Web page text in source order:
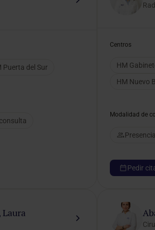
Puerta del Sur
Centros
HM
HM Nuevo
Modalidad de
Presencial
Pedir
Laura